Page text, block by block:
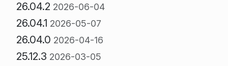
26.04.2 2026-06-04
26.04.1 2026-05-07
26.04.0 2026-04-16
25.12.3 2026-03-05